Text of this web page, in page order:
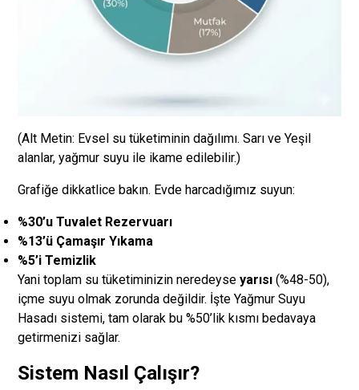
(Alt Metin: Evsel su tüketiminin dağılımı. Sarı ve Yeşil
alanlar, yağmur suyu ile ikame edilebilir.)
Grafiğe dikkatlice bakın. Evde harcadığımız suyun:
%30’u Tuvalet Rezervuarı
%13’ü Çamaşır Yıkama
%5’i Temizlik
Yani toplam su tüketiminizin neredeyseyarısı (%48-50),
içme suyu olmak zorunda değildir. İşte Yağmur Suyu
Hasadı sistemi, tam olarak bu %50’lik kısmı bedavaya
getirmenizi sağlar.
Sistem Nasıl Çalışır?